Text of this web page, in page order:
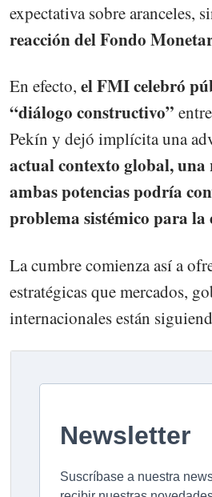
expectativa sobre aranceles,
reacción del Fondo
En efecto, el FMI celebró
“diálogo constructivo”
Pekín y dejó implícita una
actual contexto global,
ambas potencias podría
problema sistémico para
La cumbre comienza así a
estratégicas que mercados,
internacionales están